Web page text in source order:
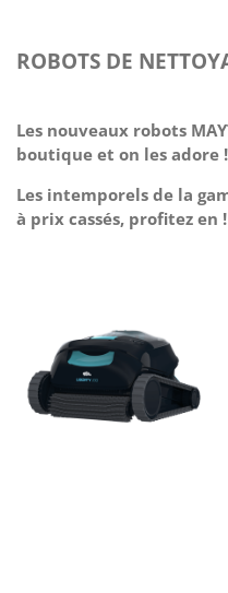
ROBOTS DE
Les nouveaux robots
boutique et on les adore !
Les intemporels de la
à prix cassés, profitez en !